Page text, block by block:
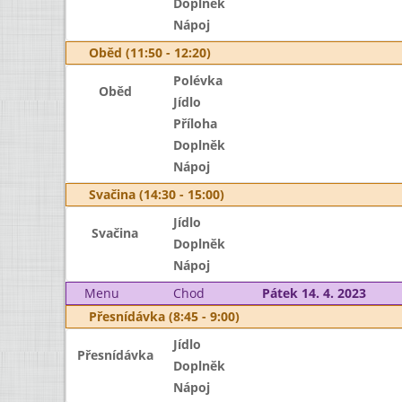
Nápoj
Oběd (11:50 - 12:20)
Oběd
Polévka
Jídlo
Příloha
Doplněk
Nápoj
Svačina (14:30 - 15:00)
Svačina
Jídlo
Doplněk
Nápoj
Menu
Chod
Pátek 14. 4. 2023
Přesnídávka (8:45 - 9:00)
Přesnídávka
Jídlo
Doplněk
Nápoj